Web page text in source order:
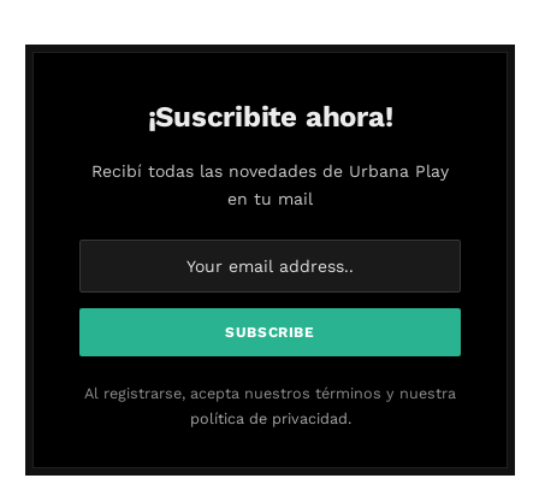
¡Suscribite ahora!
Recibí todas las novedades de Urbana Play
en tu mail
Al registrarse, acepta nuestros términos y nuestra
política de privacidad.